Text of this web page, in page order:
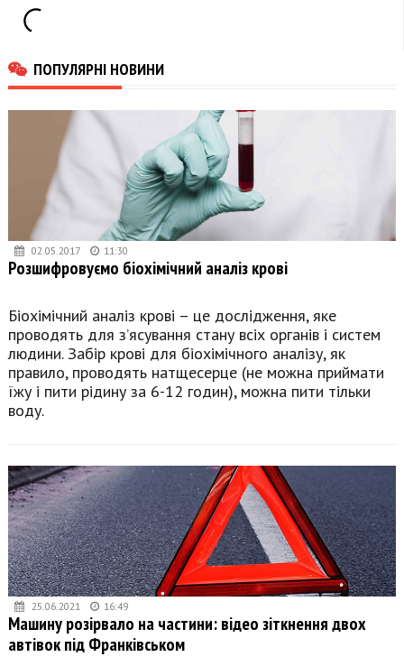
ПОПУЛЯРНІ НОВИНИ
02.05.2017 11:30
Розшифровуємо біохімічний аналіз крові
Біохімічний аналіз крові – це дослідження, яке
проводять для з’ясування стану всіх органів і систем
людини. Забір крові для біохімічного аналізу, як
правило, проводять натщесерце (не можна приймати
їжу і пити рідину за 6-12 годин), можна пити тільки
воду.
25.06.2021 16:49
Машину розірвало на частини: відео зіткнення двох
автівок під Франківськом